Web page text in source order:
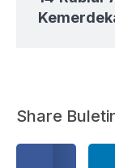
Share